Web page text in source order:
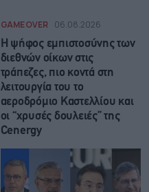
GAME OVER 06.08.2026
Η ψήφος εμπιστοσύνης των
διεθνών οίκων στις
τράπεζες, πιο κοντά στη
λειτουργία του το
αεροδρόμιο Καστελλίου και
οι “χρυσές δουλειές” της
Cenergy